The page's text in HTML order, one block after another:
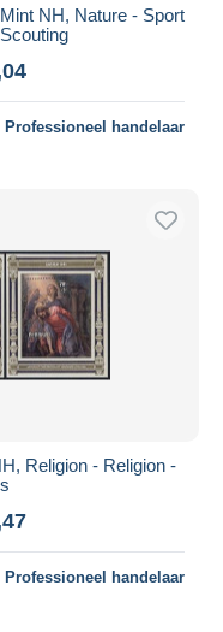
NH, Nature - Sport
Professioneel handelaar
Religion - Religion -
Professioneel handelaar